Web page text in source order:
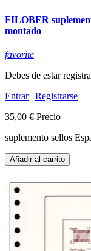
FILOBER
montado
favorite
Debes de estar
Entrar| Registrarse
35,00 € Precio
suplemento sellos
Añadir al carrito